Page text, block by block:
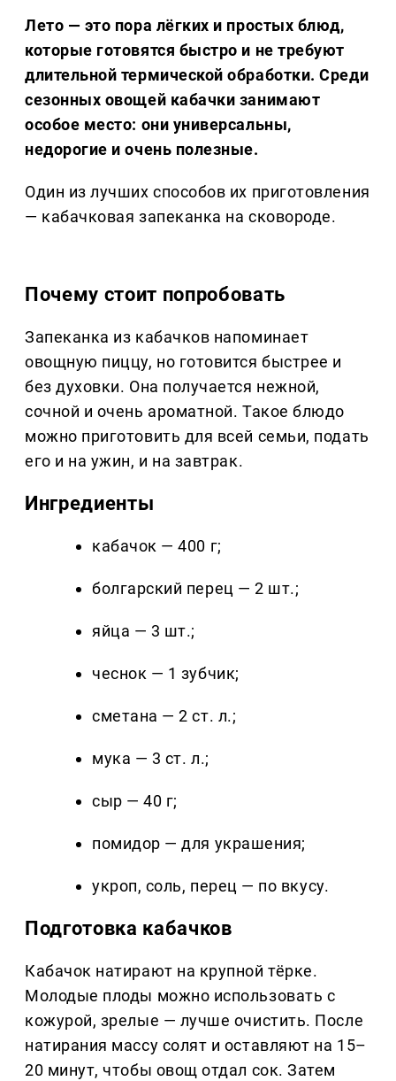
Лето — это пора лёгких и простых блюд,
которые готовятся быстро и не требуют
длительной термической обработки. Среди
сезонных овощей кабачки занимают
особое место: они универсальны,
недорогие и очень полезные.
Один из лучших способов их приготовления
— кабачковая запеканка на сковороде.
Почему стоит попробовать
Запеканка из кабачков напоминает
овощную пиццу, но готовится быстрее и
без духовки. Она получается нежной,
сочной и очень ароматной. Такое блюдо
можно приготовить для всей семьи, подать
его и на ужин, и на завтрак.
Ингредиенты
кабачок — 400 г;
болгарский перец — 2 шт.;
яйца — 3 шт.;
чеснок — 1 зубчик;
сметана — 2 ст. л.;
мука — 3 ст. л.;
сыр — 40 г;
помидор — для украшения;
укроп, соль, перец — по вкусу.
Подготовка кабачков
Кабачок натирают на крупной тёрке.
Молодые плоды можно использовать с
кожурой, зрелые — лучше очистить. После
натирания массу солят и оставляют на 15–
20 минут, чтобы овощ отдал сок. Затем